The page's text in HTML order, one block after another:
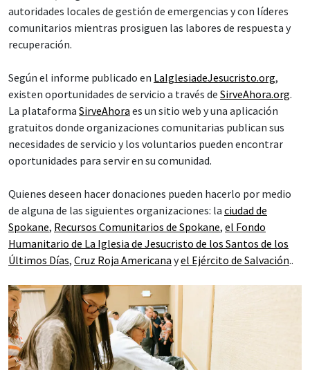
autoridades locales de gestión de emergencias y con líderes
comunitarios mientras prosiguen las labores de respuesta y
recuperación.
Según el informe publicado en LaIglesiadeJesucristo.org,
existen oportunidades de servicio a través de SirveAhora.org.
La plataforma SirveAhora es un sitio web y una aplicación
gratuitos donde organizaciones comunitarias publican sus
necesidades de servicio y los voluntarios pueden encontrar
oportunidades para servir en su comunidad.
Quienes deseen hacer donaciones pueden hacerlo por medio
de alguna de las siguientes organizaciones: la ciudad de
Spokane, Recursos Comunitarios de Spokane, el Fondo
Humanitario de La Iglesia de Jesucristo de los Santos de los
Últimos Días, Cruz Roja Americana yel Ejército de Salvación..